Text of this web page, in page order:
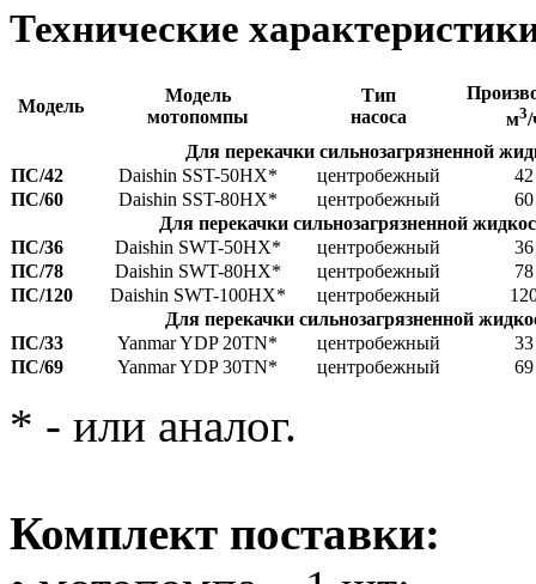
Технические
Модель
Модель
мотопомпы
Тип
насоса
м3/
Для перекачки сильнозагрязненной
ПС/42
Daishin SST-50HX* центробежный
42
ПС/60
Daishin SST-80HX* центробежный
60
Для перекачки сильнозагрязненной
ПС/36
Daishin SWT-50HX* центробежный
36
ПС/78
Daishin SWT-80HX* центробежный
78
ПС/120
Daishin SWT-100HX* центробежный
Для перекачки сильнозагрязненной
ПС/33
Yanmar YDP 20TN* центробежный
33
ПС/69
Yanmar YDP 30TN* центробежный 69
* - или аналог.
Комплект поставки: